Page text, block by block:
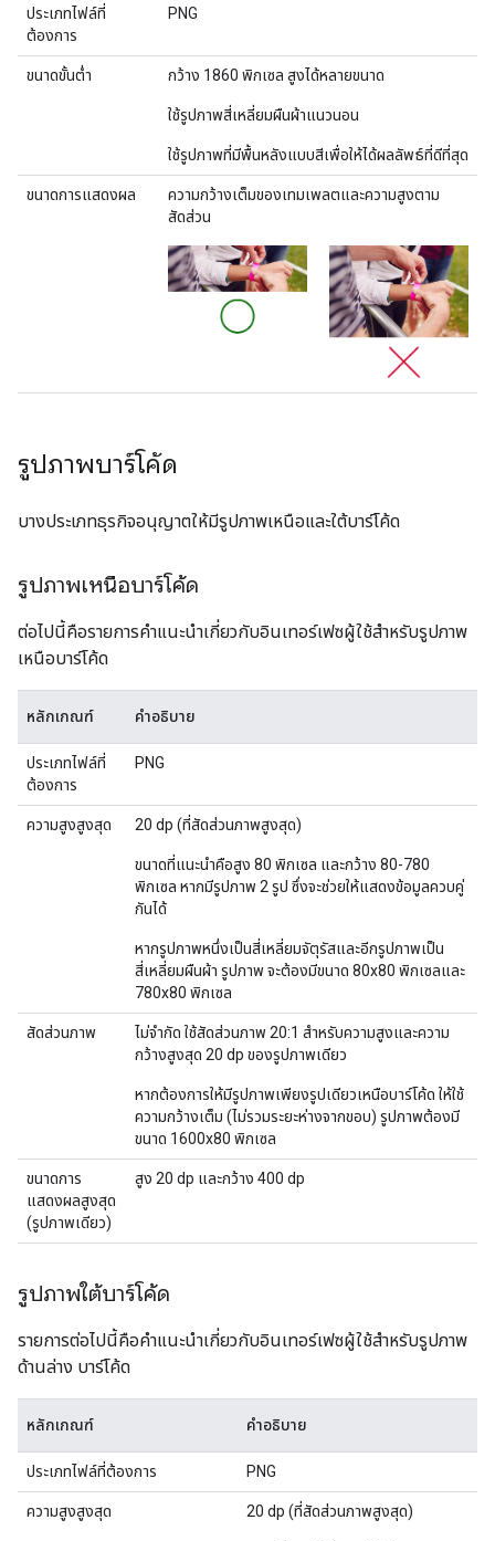
ประเภทไฟล์ที่
ต้องการ
PNG
ขนาดขั้นต่ำ กว้าง 1860 พิกเซล สูงได้หลายขนาด
ใช้รูปภาพสี่เหลี่ยมผืนผ้าแนวนอน
ใช้รูปภาพที่มีพื้นหลังแบบสีเพื่อให้ได้ผลลัพธ์ที่ดีที่สุด
ขนาดการแสดงผล
ความกว้างเต็มของเทมเพลตและความสูงตาม
สัดส่วน
รูปภาพบาร์โค้ด
บางประเภทธุรกิจอนุญาตให้มีรูปภาพเหนือและใต้บาร์โค้ด
รูปภาพเหนือบาร์โค้ด
ต่อไปนี้คือรายการคำแนะนำเกี่ยวกับอินเทอร์เฟซผู้ใช้สำหรับรูปภาพ
เหนือบาร์โค้ด
หลักเกณฑ์ คำอธิบาย
ประเภทไฟล์ที่
ต้องการ
PNG
ความสูงสูงสุด 20 dp (ที่สัดส่วนภาพสูงสุด)
ขนาดที่แนะนำคือสูง 80 พิกเซล และกว้าง 80-780
พิกเซล หากมีรูปภาพ 2 รูป ซึ่งจะช่วยให้แสดงข้อมูลควบคู่
กันได้
หากรูปภาพหนึ่งเป็นสี่เหลี่ยมจัตุรัสและอีกรูปภาพเป็น
สี่เหลี่ยมผืนผ้า รูปภาพ จะต้องมีขนาด 80x80 พิกเซลและ
780x80 พิกเซล
สัดส่วนภาพ
ไม่จำกัด ใช้สัดส่วนภาพ 20:1 สำหรับความสูงและความ
กว้างสูงสุด 20 dp ของรูปภาพเดียว
หากต้องการให้มีรูปภาพเพียงรูปเดียวเหนือบาร์โค้ด ให้ใช้
ความกว้างเต็ม (ไม่รวมระยะห่างจากขอบ) รูปภาพต้องมี
ขนาด 1600x80 พิกเซล
ขนาดการ
แสดงผลสูงสุด
(รูปภาพเดียว)
สูง 20 dp และกว้าง 400 dp
รูปภาพใต้บาร์โค้ด
รายการต่อไปนี้คือคำแนะนำเกี่ยวกับอินเทอร์เฟซผู้ใช้สำหรับรูปภาพ
ด้านล่าง บาร์โค้ด
หลักเกณฑ์ คำอธิบาย
ประเภทไฟล์ที่ต้องการ PNG
ความสูงสูงสุด 20 dp (ที่สัดส่วนภาพสูงสุด)